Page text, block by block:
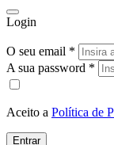
Login
O seu email *
A sua password *
Aceito a Política de
Entrar